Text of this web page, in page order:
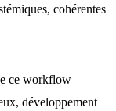
cohérentes
ce workflow
développement